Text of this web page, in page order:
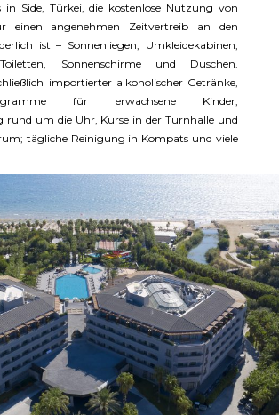
in Side, Türkei, die kostenlose Nutzung von
einen angenehmen Zeitvertreib an den
ist – Sonnenliegen, Umkleidekabinen,
Sonnenschirme und Duschen.
importierter alkoholischer Getränke,
für erwachsene Kinder,
rund um die Uhr, Kurse in der Turnhalle und
tägliche Reinigung in Kompats und viele